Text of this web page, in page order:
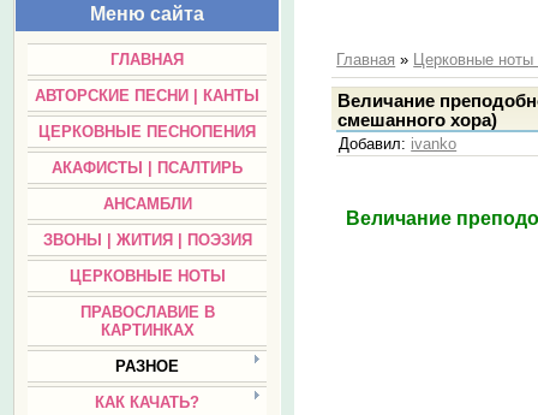
Меню сайта
ГЛАВНАЯ
АВТОРСКИЕ ПЕСНИ | КАНТЫ
ЦЕРКОВНЫЕ ПЕСНОПЕНИЯ
АКАФИСТЫ | ПСАЛТИРЬ
АНСАМБЛИ
ЗВОНЫ | ЖИТИЯ | ПОЭЗИЯ
ЦЕРКОВНЫЕ НОТЫ
ПРАВОСЛАВИЕ В
КАРТИНКАХ
РАЗНОЕ
КАК КАЧАТЬ?
Главная » Церковные ноты
Величание
смешанного хора)
Добавил: ivanko
Величание